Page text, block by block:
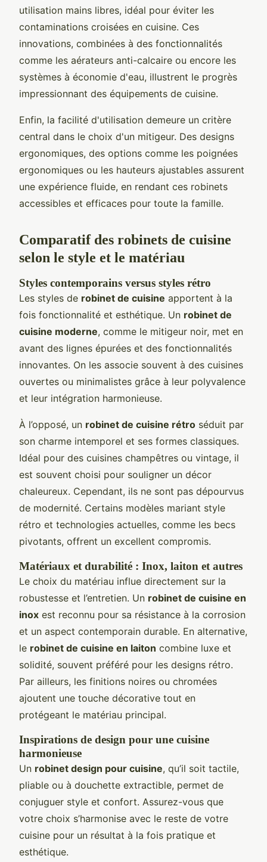
utilisation mains libres, idéal pour éviter les
contaminations croisées en cuisine. Ces
innovations, combinées à des fonctionnalités
comme les aérateurs anti-calcaire ou encore les
systèmes à économie d'eau, illustrent le progrès
impressionnant des équipements de cuisine.
Enfin, la facilité d'utilisation demeure un critère
central dans le choix d'un mitigeur. Des designs
ergonomiques, des options comme les poignées
ergonomiques ou les hauteurs ajustables assurent
une expérience fluide, en rendant ces robinets
accessibles et efficaces pour toute la famille.
Comparatif des robinets de cuisine
selon le style et le matériau
Styles contemporains versus styles rétro
Les styles de robinet de cuisine apportent à la
fois fonctionnalité et esthétique. Un robinet de
cuisine moderne, comme le mitigeur noir, met en
avant des lignes épurées et des fonctionnalités
innovantes. On les associe souvent à des cuisines
ouvertes ou minimalistes grâce à leur polyvalence
et leur intégration harmonieuse.
À l’opposé, un robinet de cuisine rétro séduit par
son charme intemporel et ses formes classiques.
Idéal pour des cuisines champêtres ou vintage, il
est souvent choisi pour souligner un décor
chaleureux. Cependant, ils ne sont pas dépourvus
de modernité. Certains modèles mariant style
rétro et technologies actuelles, comme les becs
pivotants, offrent un excellent compromis.
Matériaux et durabilité : Inox, laiton et autres
Le choix du matériau influe directement sur la
robustesse et l’entretien. Un robinet de cuisine en
inox est reconnu pour sa résistance à la corrosion
et un aspect contemporain durable. En alternative,
le robinet de cuisine en laiton combine luxe et
solidité, souvent préféré pour les designs rétro.
Par ailleurs, les finitions noires ou chromées
ajoutent une touche décorative tout en
protégeant le matériau principal.
Inspirations de design pour une cuisine
harmonieuse
Un robinet design pour cuisine, qu’il soit tactile,
pliable ou à douchette extractible, permet de
conjuguer style et confort. Assurez-vous que
votre choix s’harmonise avec le reste de votre
cuisine pour un résultat à la fois pratique et
esthétique.